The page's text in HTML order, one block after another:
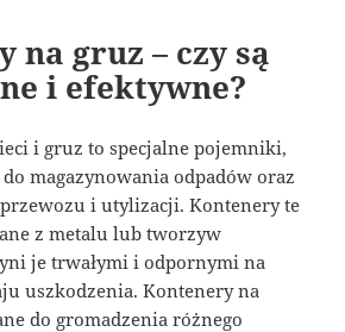
na gruz – czy są
i efektywne?
i gruz to specjalne pojemniki,
magazynowania odpadów oraz
i utylizacji. Kontenery te
z metalu lub tworzyw
je trwałymi i odpornymi na
uszkodzenia. Kontenery na
do gromadzenia różnego